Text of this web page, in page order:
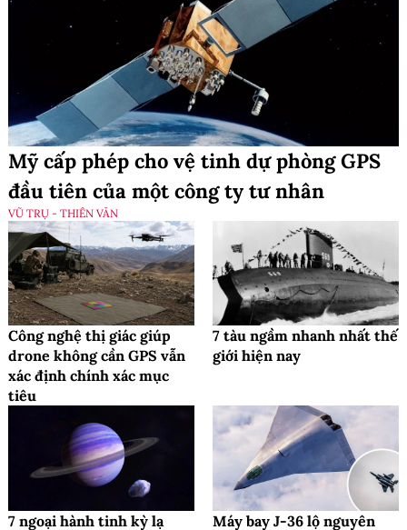
Mỹ cấp phép cho vệ tinh dự phòng GPS
đầu tiên của một công ty tư nhân
VŨ TRỤ - THIÊN VĂN
Công nghệ thị giác giúp
drone không cần GPS vẫn
xác định chính xác mục
tiêu
7 tàu ngầm nhanh nhất thế
giới hiện nay
7 ngoại hành tinh kỳ lạ
Máy bay J-36 lộ nguyên